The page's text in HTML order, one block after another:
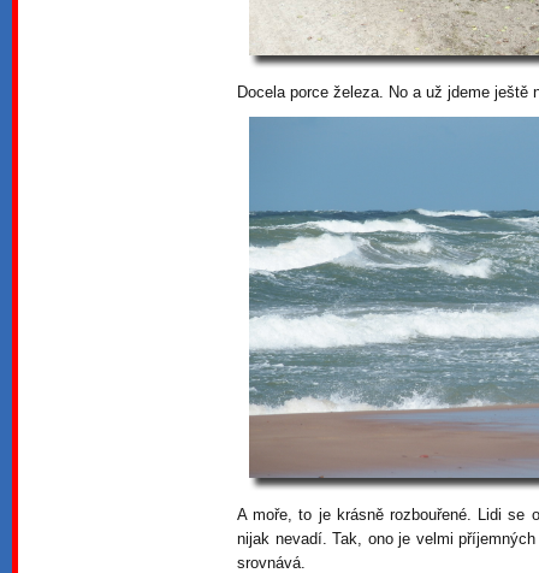
Docela porce železa. No a už jdeme
A moře, to je krásně rozbouřené. Lidi se
nijak nevadí. Tak, ono je velmi
srovnává.